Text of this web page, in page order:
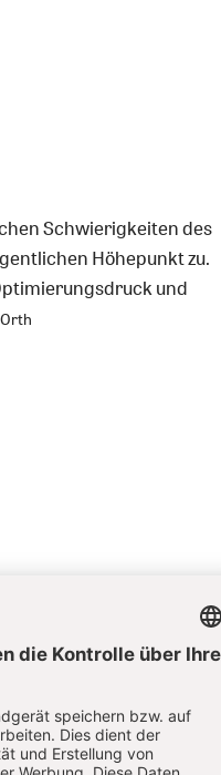
Schwierigkeiten des
Höhepunkt zu.
und